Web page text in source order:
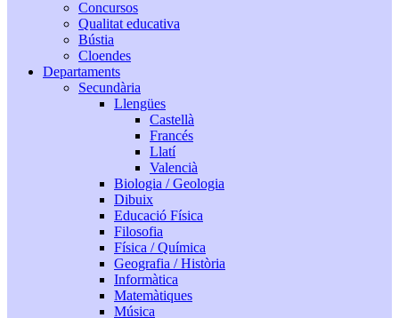
Concursos
Qualitat educativa
Bústia
Cloendes
Departaments
Secundària
Llengües
Castellà
Francés
Llatí
Valencià
Biologia / Geologia
Dibuix
Educació Física
Filosofia
Física / Química
Geografia / Història
Informàtica
Matemàtiques
Música